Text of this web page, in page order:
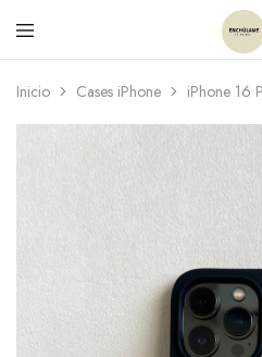
Inicio Cases iPhone iPhone 16